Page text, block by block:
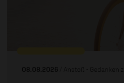
08.08.2026 / Anstoß - Gedanken